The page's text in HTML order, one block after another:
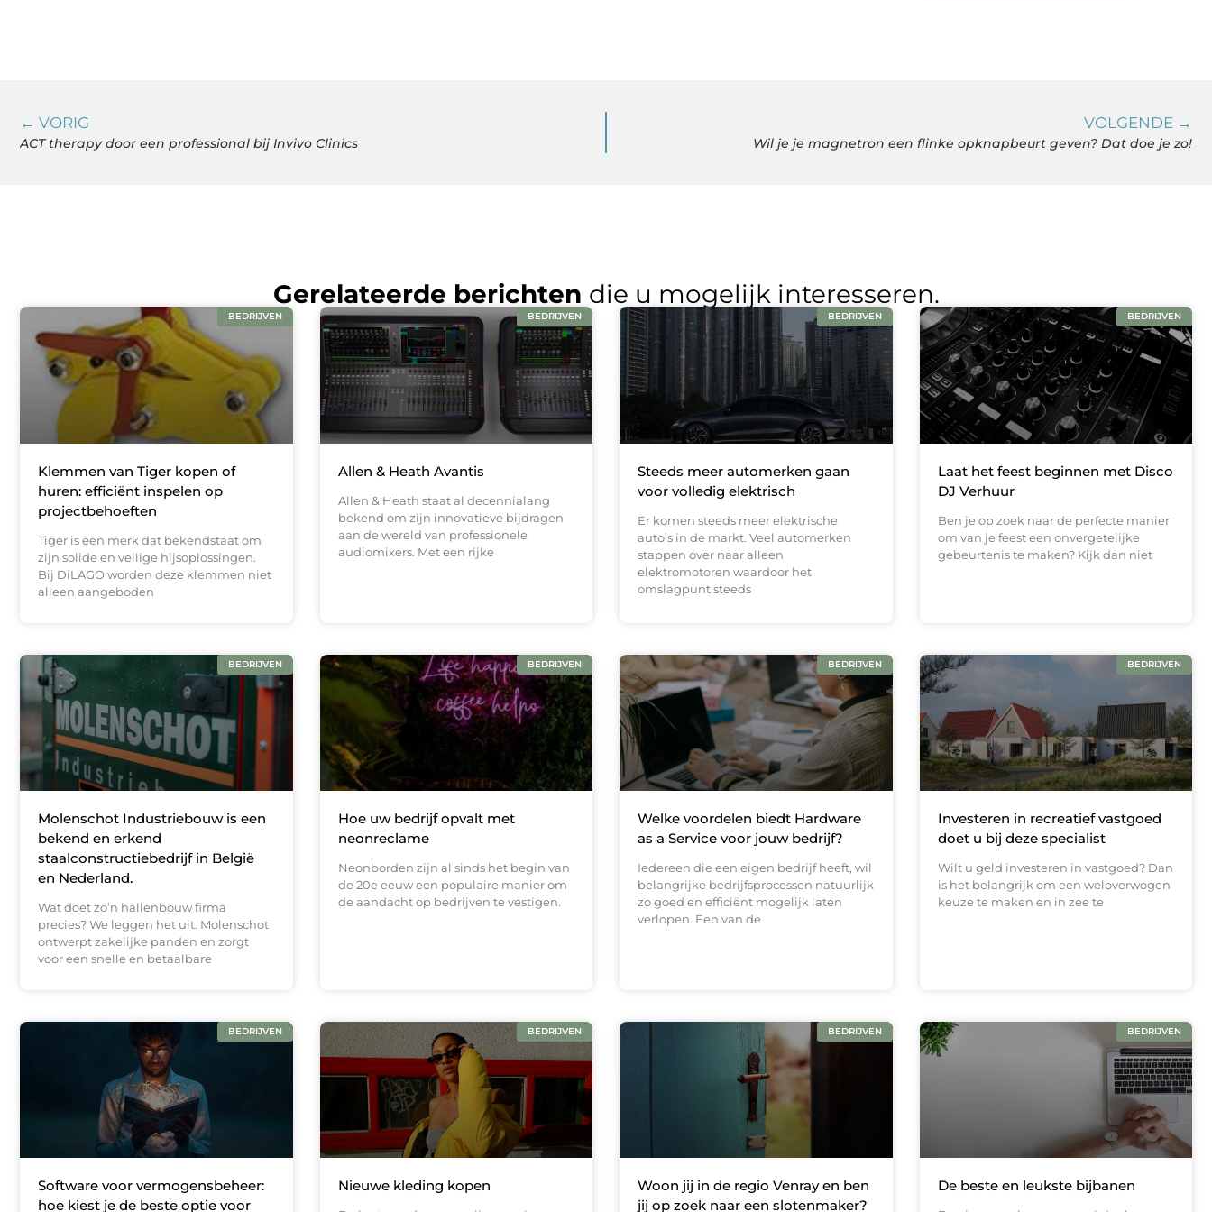
← VORIG
ACT therapy door een professional bij Invivo Clinics
VOLGENDE →
Wil je je magnetron een flinke opknapbeurt geven? Dat doe je zo!
Gerelateerde berichten die u mogelijk interesseren.
BEDRIJVEN
Klemmen van Tiger kopen of
huren: efficiënt inspelen op
projectbehoeften
Tiger is een merk dat bekendstaat om
zijn solide en veilige hijsoplossingen.
Bij DiLAGO worden deze klemmen niet
alleen aangeboden
BEDRIJVEN
Allen & Heath Avantis
Allen & Heath staat al decennialang
bekend om zijn innovatieve bijdragen
aan de wereld van professionele
audiomixers. Met een rijke
BEDRIJVEN
Steeds meer automerken gaan
voor volledig elektrisch
Er komen steeds meer elektrische
auto’s in de markt. Veel automerken
stappen over naar alleen
elektromotoren waardoor het
omslagpunt steeds
BEDRIJVEN
Laat het feest beginnen met Disco
DJ Verhuur
Ben je op zoek naar de perfecte manier
om van je feest een onvergetelijke
gebeurtenis te maken? Kijk dan niet
BEDRIJVEN
Molenschot Industriebouw is een
bekend en erkend
staalconstructiebedrijf in België
en Nederland.
Wat doet zo’n hallenbouw firma
precies? We leggen het uit. Molenschot
ontwerpt zakelijke panden en zorgt
voor een snelle en betaalbare
BEDRIJVEN
Hoe uw bedrijf opvalt met
neonreclame
Neonborden zijn al sinds het begin van
de 20e eeuw een populaire manier om
de aandacht op bedrijven te vestigen.
BEDRIJVEN
Welke voordelen biedt Hardware
as a Service voor jouw bedrijf?
Iedereen die een eigen bedrijf heeft, wil
belangrijke bedrijfsprocessen natuurlijk
zo goed en efficiënt mogelijk laten
verlopen. Een van de
BEDRIJVEN
Investeren in recreatief vastgoed
doet u bij deze specialist
Wilt u geld investeren in vastgoed? Dan
is het belangrijk om een weloverwogen
keuze te maken en in zee te
BEDRIJVEN
Software voor vermogensbeheer:
hoe kiest je de beste optie voor
BEDRIJVEN
Nieuwe kleding kopen
BEDRIJVEN
Woon jij in de regio Venray en ben
jij op zoek naar een slotenmaker?
BEDRIJVEN
De beste en leukste bijbanen